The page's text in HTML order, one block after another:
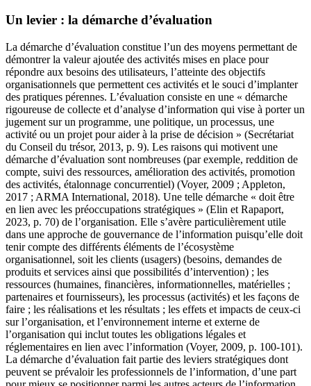
Un levier : la démarche d’évaluation
La démarche d’évaluation constitue l’un des moyens permettant de
démontrer la valeur ajoutée des activités mises en place pour
répondre aux besoins des utilisateurs, l’atteinte des objectifs
organisationnels que permettent ces activités et le souci d’implanter
des pratiques pérennes. L’évaluation consiste en une « démarche
rigoureuse de collecte et d’analyse d’information qui vise à porter un
jugement sur un programme, une politique, un processus, une
activité ou un projet pour aider à la prise de décision » (Secrétariat
du Conseil du trésor, 2013, p. 9). Les raisons qui motivent une
démarche d’évaluation sont nombreuses (par exemple, reddition de
compte, suivi des ressources, amélioration des activités, promotion
des activités, étalonnage concurrentiel) (Voyer, 2009 ; Appleton,
2017 ; ARMA International, 2018). Une telle démarche « doit être
en lien avec les préoccupations stratégiques » (Elin et Rapaport,
2023, p. 70) de l’organisation. Elle s’avère particulièrement utile
dans une approche de gouvernance de l’information puisqu’elle doit
tenir compte des différents éléments de l’écosystème
organisationnel, soit les clients (usagers) (besoins, demandes de
produits et services ainsi que possibilités d’intervention) ; les
ressources (humaines, financières, informationnelles, matérielles ;
partenaires et fournisseurs), les processus (activités) et les façons de
faire ; les réalisations et les résultats ; les effets et impacts de ceux-ci
sur l’organisation, et l’environnement interne et externe de
l’organisation qui inclut toutes les obligations légales et
réglementaires en lien avec l’information (Voyer, 2009, p. 100-101).
La démarche d’évaluation fait partie des leviers stratégiques dont
peuvent se prévaloir les professionnels de l’information, d’une part